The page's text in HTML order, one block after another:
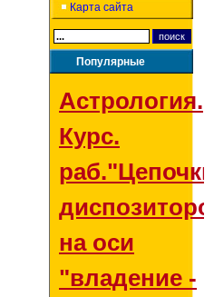
Карта сайта
Популярные
Астрология.
Курс.
раб."Цепочки
диспозиторов
на оси
"владение -